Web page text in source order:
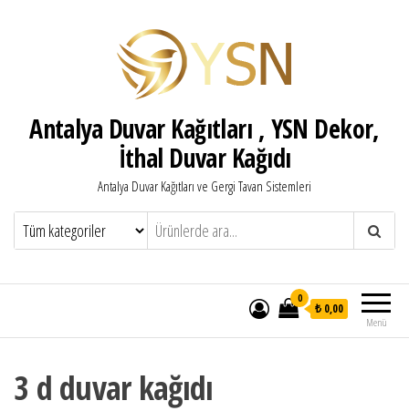
Antalya Duvar Kağıtları , YSN Dekor,
İthal Duvar Kağıdı
Antalya Duvar Kağıtları ve Gergi Tavan Sistemleri
Menü
0
₺ 0,00
3 d duvar kağıdı